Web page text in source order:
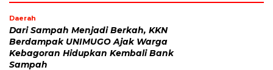
Daerah
Dari Sampah Menjadi Berkah, KKN
Berdampak UNIMUGO Ajak Warga
Kebagoran Hidupkan Kembali Bank
Sampah